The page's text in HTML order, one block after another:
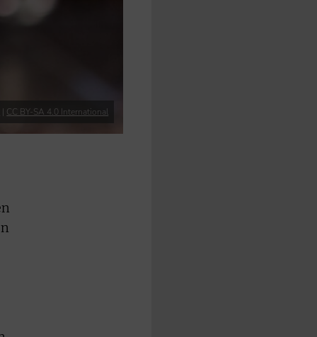
| CC BY-SA 4.0 International